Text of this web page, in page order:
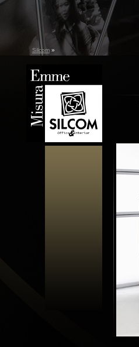
Silcom »